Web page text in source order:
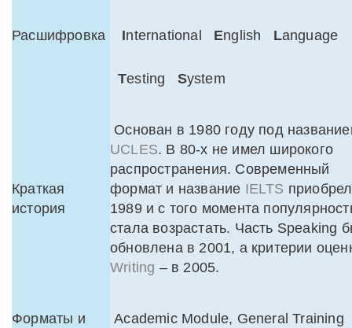
Расшифровка International English Language
Testing System
Краткая
история
Основан в 1980 году под
UCLES. В 80-х не имел широкого
распространения. Современный
формат и название IELTS
1989 и с того момента
стала возрастать. Часть Speaking
обновлена в 2001, а критерии
Writing – в 2005.
Форматы и
Academic Module, General Training